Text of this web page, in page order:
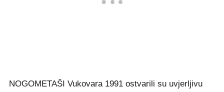
NOGOMETAŠI Vukovara 1991 ostvarili su uvjerljivu